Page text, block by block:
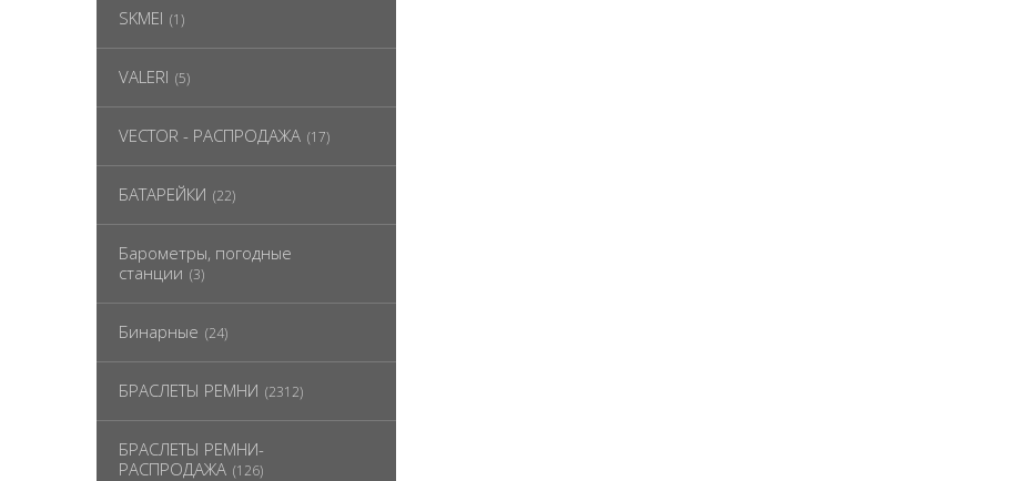
SKMEI (1)
VALERI (5)
VECTOR - РАСПРОДАЖА (17)
БАТАРЕЙКИ (22)
Барометры, погодные
станции (3)
Бинарные (24)
БРАСЛЕТЫ РЕМНИ (2312)
БРАСЛЕТЫ РЕМНИ-
РАСПРОДАЖА (126)